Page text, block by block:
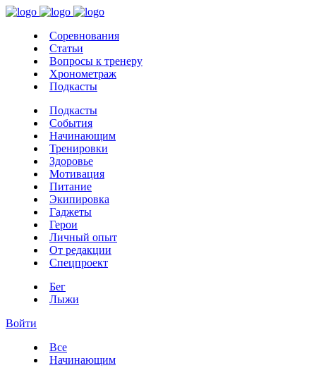
Соревнования
Статьи
Вопросы к тренеру
Хронометраж
Подкасты
Подкасты
События
Начинающим
Тренировки
Здоровье
Мотивация
Питание
Экипировка
Гаджеты
Герои
Личный опыт
От редакции
Спецпроект
Бег
Лыжи
Войти
Все
Начинающим